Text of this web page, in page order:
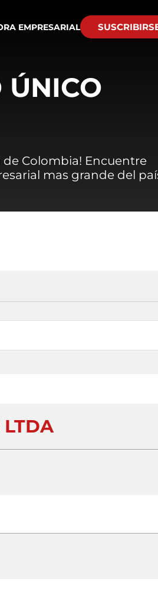
EMPRESARIAL
ÚNICO
de Colombia! Encuentre
mas grande del
LTDA